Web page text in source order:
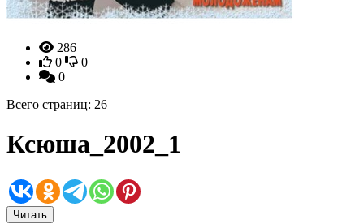
286
0
0
0
Всего страниц: 26
Ксюша_2002_1
Читать